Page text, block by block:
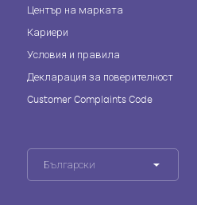
Център на марката
Кариери
Условия и правила
Декларация за поверителност
Customer Complaints Code
Български